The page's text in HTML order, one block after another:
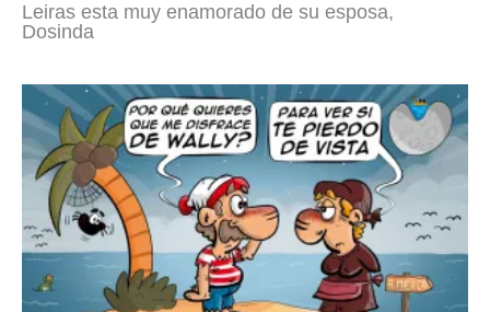
Leiras esta muy enamorado de su esposa,
Dosinda